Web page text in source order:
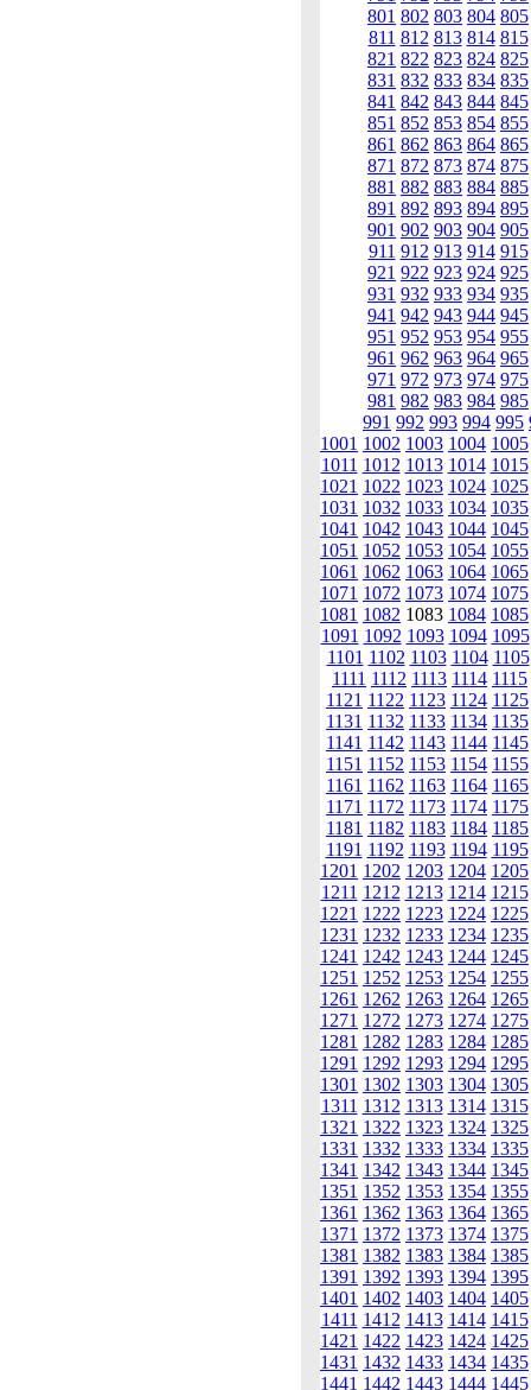
801 802 803 804 805
811 812 813 814 815
821 822 823 824 825
831 832 833 834 835
841 842 843 844 845
851 852 853 854 855
861 862 863 864 865
871 872 873 874 875
881 882 883 884 885
891 892 893 894 895
901 902 903 904 905
911 912 913 914 915
921 922 923 924 925
931 932 933 934 935
941 942 943 944 945
951 952 953 954 955
961 962 963 964 965
971 972 973 974 975
981 982 983 984 985
991 992 993 994 995
1001 1002 1003 1004 1005
1011 1012 1013 1014 1015
1021 1022 1023 1024 1025
1031 1032 1033 1034 1035
1041 1042 1043 1044 1045
1051 1052 1053 1054 1055
1061 1062 1063 1064 1065
1071 1072 1073 1074 1075
1081 1082 1083 1084 1085
1091 1092 1093 1094 1095
1101 1102 1103 1104 1105
1111 1112 1113 1114 1115
1121 1122 1123 1124 1125
1131 1132 1133 1134 1135
1141 1142 1143 1144 1145
1151 1152 1153 1154 1155
1161 1162 1163 1164 1165
1171 1172 1173 1174 1175
1181 1182 1183 1184 1185
1191 1192 1193 1194 1195
1201 1202 1203 1204 1205
1211 1212 1213 1214 1215
1221 1222 1223 1224 1225
1231 1232 1233 1234 1235
1241 1242 1243 1244 1245
1251 1252 1253 1254 1255
1261 1262 1263 1264 1265
1271 1272 1273 1274 1275
1281 1282 1283 1284 1285
1291 1292 1293 1294 1295
1301 1302 1303 1304 1305
1311 1312 1313 1314 1315
1321 1322 1323 1324 1325
1331 1332 1333 1334 1335
1341 1342 1343 1344 1345
1351 1352 1353 1354 1355
1361 1362 1363 1364 1365
1371 1372 1373 1374 1375
1381 1382 1383 1384 1385
1391 1392 1393 1394 1395
1401 1402 1403 1404 1405
1411 1412 1413 1414 1415
1421 1422 1423 1424 1425
1431 1432 1433 1434 1435
1441 1442 1443 1444 1445